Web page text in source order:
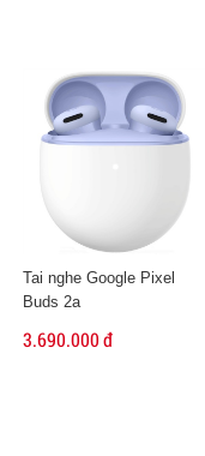
Tai nghe Google Pixel
Buds 2a
3.690.000 đ